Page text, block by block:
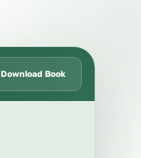
Download Book